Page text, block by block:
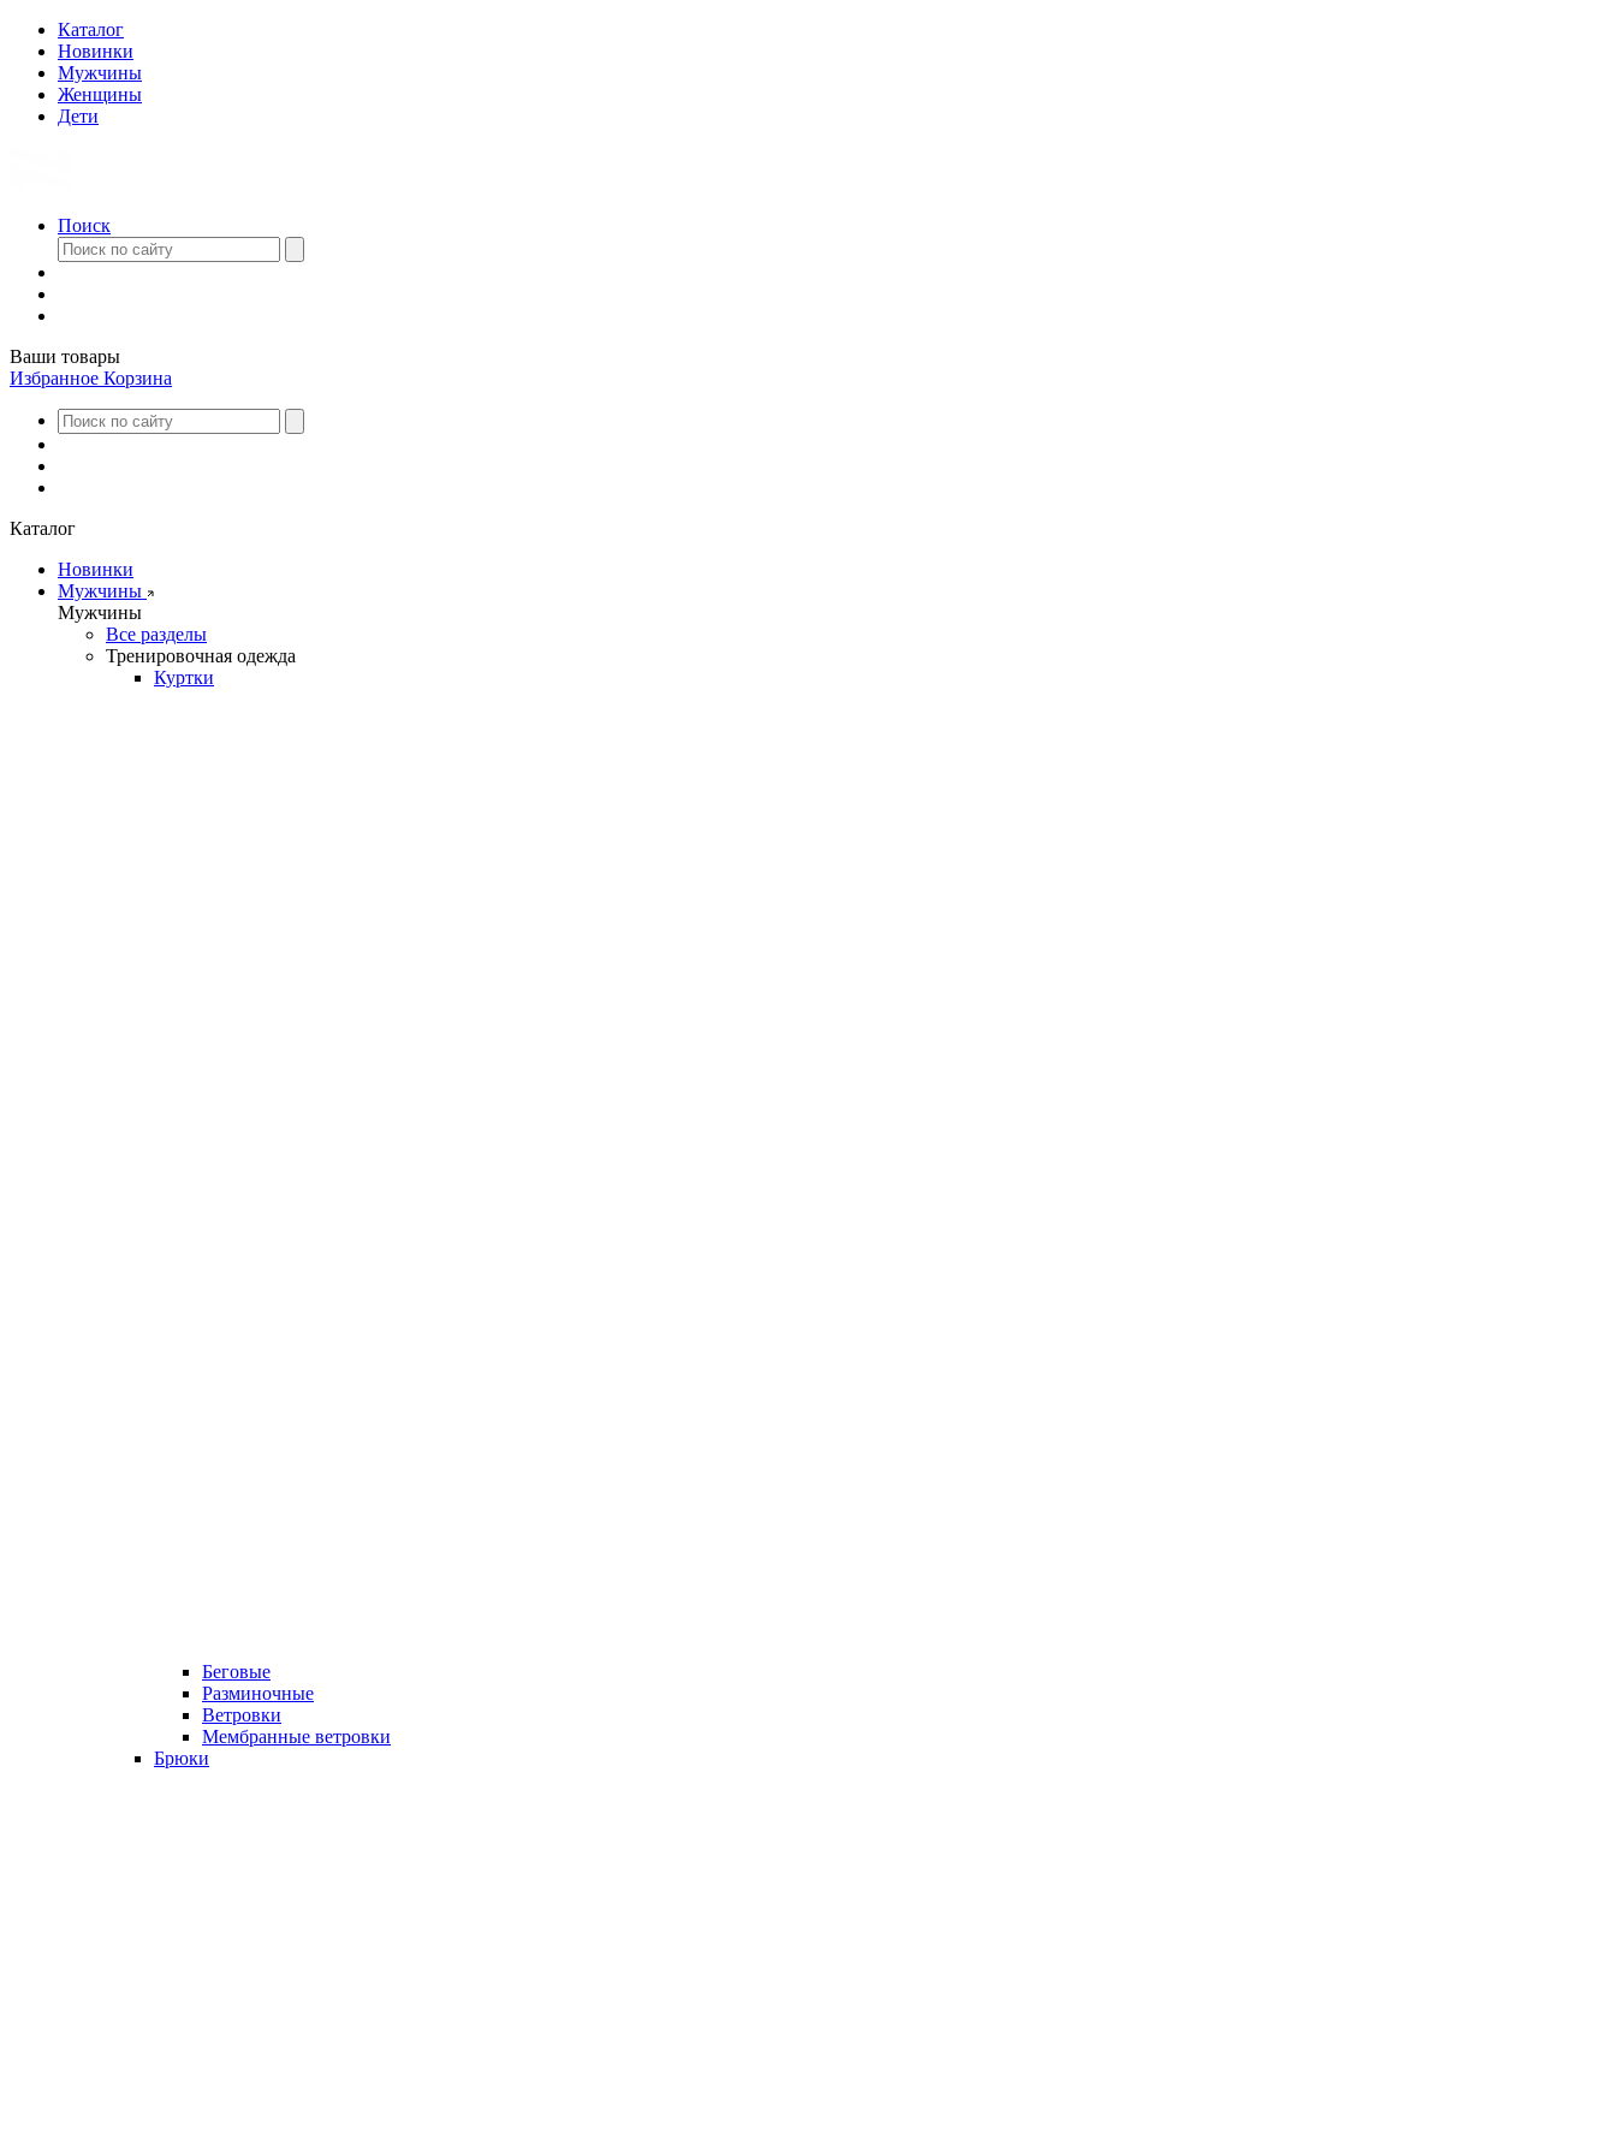
Каталог
Новинки
Мужчины
Женщины
Дети
Поиск
Ваши товары
Избранное Корзина
Каталог
Новинки
Мужчины
Мужчины
Все разделы
Тренировочная одежда
Куртки
Беговые
Разминочные
Ветровки
Мембранные ветровки
Брюки